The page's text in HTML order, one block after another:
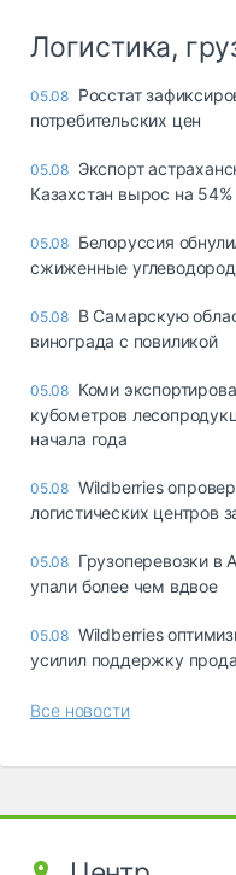
Логистика,
05.08 Росстат
потребительских цен
05.08 Экспорт
Казахстан вырос на 54%
05.08 Белоруссия
сжиженные
05.08 В Самарскую
винограда с повиликой
05.08 Коми
кубометров
начала года
05.08 Wildberries
логистических центров
05.08 Грузоперевозки в
упали более чем вдвое
05.08 Wildberries
усилил поддержку
Все новости